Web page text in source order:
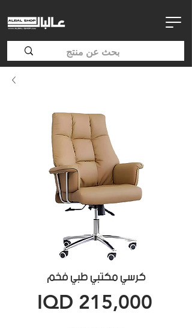
كرسي مكتبي طبي فخم
IQD 215,000Price